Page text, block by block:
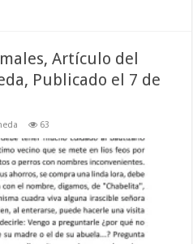
Artículo del
Publicado el 7 de
63